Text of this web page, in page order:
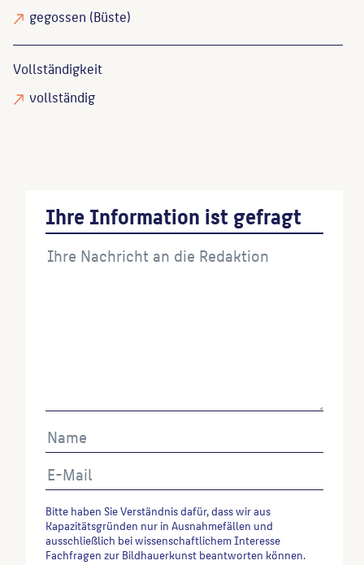
gegossen (Büste)
Vollständigkeit
vollständig
Ihre Information ist gefragt
Bitte haben Sie Verständnis dafür, dass wir aus
Kapazitätsgründen nur in Ausnahmefällen und
ausschließlich bei wissenschaftlichem Interesse
Fachfragen zur Bildhauerkunst beantworten können.